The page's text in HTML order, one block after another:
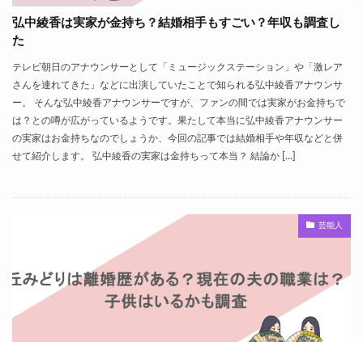
弘中綾香は実家が金持ち？結婚相手もすごい？年収も調査し
た
テレビ朝日のアナウンサーとして「ミュージックステーション」や「激レア
さんを連れてきた」などに出演していたことで知られる弘中綾香アナウンサ
ー。 そんな弘中綾香アナウンサーですが、ファンの間では実家がお金持ちで
は？との噂が広がっているようです。果たして本当に弘中綾香アナウンサー
の実家はお金持ちなのでしょうか、今回の記事では結婚相手や年収などと併
せて紹介します。 弘中綾香の実家は金持ちって本当？ 結論か […]
芸能人